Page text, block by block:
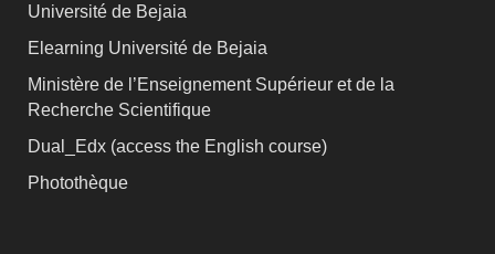
Université de Bejaia
Elearning Université de Bejaia
Ministère de l’Enseignement Supérieur et de la
Recherche Scientifique
Dual_Edx (access the English course)
Photothèque